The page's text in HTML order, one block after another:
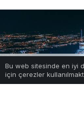
Bu web sitesinde en iyi
için çerezler
Anasayfa